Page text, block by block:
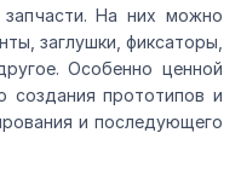
запчасти. На них можно
заглушки, фиксаторы,
Особенно ценной
создания прототипов и
и последующего